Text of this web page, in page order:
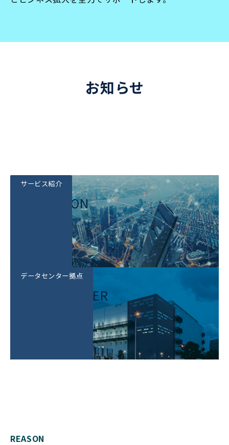
お知らせ
SOLUTION
サービス紹介
サービス紹介
DATA CENTER
データセンター拠点
データセンター拠点
REASON